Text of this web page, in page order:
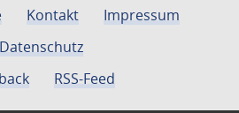
Kontakt
Impressum
Datenschutz
RSS-Feed